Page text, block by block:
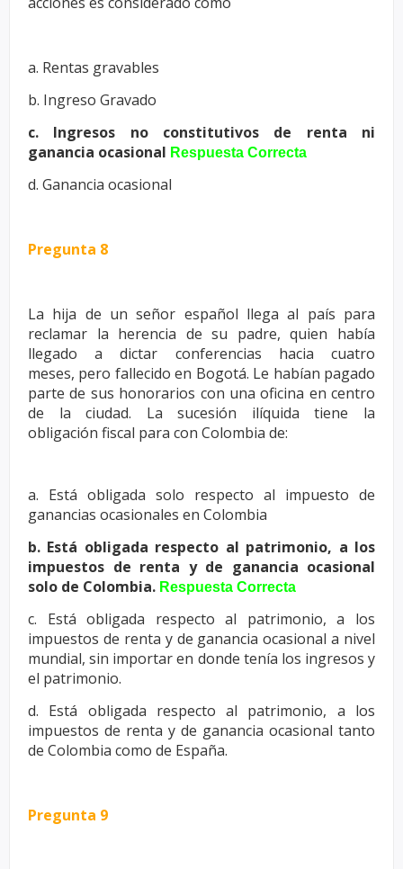
a. Rentas gravables
b. Ingreso Gravado
c. Ingresos no constitutivos de renta ni
ganancia ocasional Respuesta Correcta
d. Ganancia ocasional
Pregunta 8
La hija de un señor español llega al país para
reclamar la herencia de su padre, quien había
llegado a dictar conferencias hacia cuatro
meses, pero fallecido en Bogotá. Le habían pagado
parte de sus honorarios con una oficina en centro
de la ciudad. La sucesión ilíquida tiene la
obligación fiscal para con Colombia de:
a. Está obligada solo respecto al impuesto de
ganancias ocasionales en Colombia
b. Está obligada respecto al patrimonio, a los
impuestos de renta y de ganancia ocasional
solo de Colombia. Respuesta Correcta
c. Está obligada respecto al patrimonio, a los
impuestos de renta y de ganancia ocasional a nivel
mundial, sin importar en donde tenía los ingresos y
el patrimonio.
d. Está obligada respecto al patrimonio, a los
impuestos de renta y de ganancia ocasional tanto
de Colombia como de España.
Pregunta 9